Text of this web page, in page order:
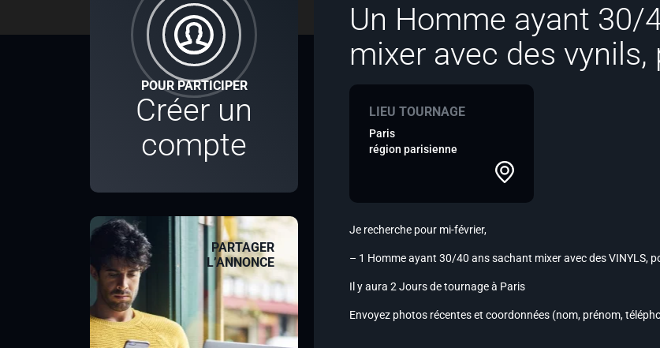
POUR PARTICIPER
Créer un
compte
PARTAGER
L’ANNONCE
Un Homme ayant 30/
mixer avec des
LIEU TOURNAGE
Paris
région parisienne
Je recherche pour mi-février,
– 1 Homme ayant 30/40 ans sachant mixer avec des VINYLS,
Il y aura 2 Jours de tournage à Paris
Envoyez photos récentes et coordonnées (nom, prénom,